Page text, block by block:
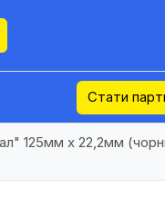
Стати
125мм х 22,2мм